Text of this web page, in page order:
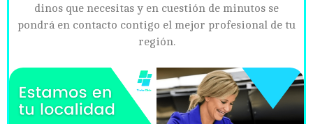
dinos que necesitas y en cuestión de minutos se
pondrá en contacto contigo el mejor profesional de tu
región.